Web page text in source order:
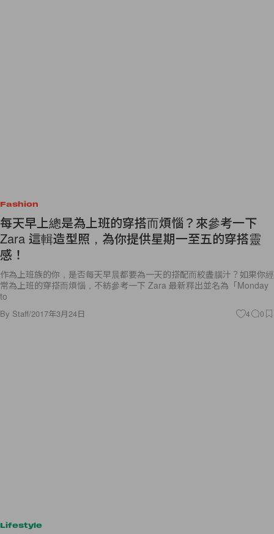
Fashion
每天早上總是為上班的穿搭而煩惱？來參考一下
Zara 這輯造型照，為你提供星期一至五的穿搭靈
感！
作為上班族的你，是否每天早晨都要為一天的搭配而絞盡腦汁？如果你經
常為上班的穿搭而煩惱，不紡參考一下 Zara 最新釋出並名為「Monday
to
By Staff/2017年3月24日 4 0
Lifestyle